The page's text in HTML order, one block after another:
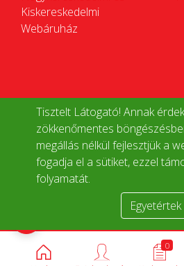
Tisztelt Látogató! Annak
zökkenőmentes
megállás nélkül fejlesztjük a
fogadja el a sütiket, ezzel
folyamatát.
Egyetértek
Kiskereskedelmi
Webáruház
0
Termékek összehasonlítása